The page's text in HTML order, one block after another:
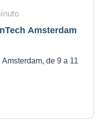
Amsterdam
de 9 a 11